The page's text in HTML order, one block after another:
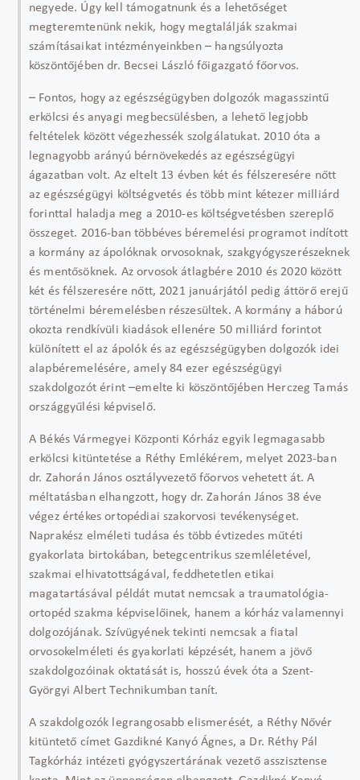
negyede. Úgy kell támogatnunk és a lehetőséget
megteremtenünk nekik, hogy megtalálják szakmai
számításaikat intézményeinkben – hangsúlyozta
köszöntőjében dr. Becsei László főigazgató főorvos.
– Fontos, hogy az egészségügyben dolgozók magasszintű
erkölcsi és anyagi megbecsülésben, a lehető legjobb
feltételek között végezhessék szolgálatukat. 2010 óta a
legnagyobb arányú bérnövekedés az egészségügyi
ágazatban volt. Az eltelt 13 évben két és félszeresére nőtt
az egészségügyi költségvetés és több mint kétezer milliárd
forinttal haladja meg a 2010-es költségvetésben szereplő
összeget. 2016-ban többéves béremelési programot indított
a kormány az ápolóknak orvosoknak, szakgyógyszerészeknek
és mentősöknek. Az orvosok átlagbére 2010 és 2020 között
két és félszeresére nőtt, 2021 januárjától pedig áttörő erejű
történelmi béremelésben részesültek. A kormány a háború
okozta rendkívüli kiadások ellenére 50 milliárd forintot
különített el az ápolók és az egészségügyben dolgozók idei
alapbéremelésére, amely 84 ezer egészségügyi
szakdolgozót érint –emelte ki köszöntőjében Herczeg Tamás
országgyűlési képviselő.
A Békés Vármegyei Központi Kórház egyik legmagasabb
erkölcsi kitüntetése a Réthy Emlékérem, melyet 2023-ban
dr. Zahorán János osztályvezető főorvos vehetett át. A
méltatásban elhangzott, hogy dr. Zahorán János 38 éve
végez értékes ortopédiai szakorvosi tevékenységet.
Naprakész elméleti tudása és több évtizedes műtéti
gyakorlata birtokában, betegcentrikus szemléletével,
szakmai elhivatottságával, feddhetetlen etikai
magatartásával példát mutat nemcsak a traumatológia-
ortopéd szakma képviselőinek, hanem a kórház valamennyi
dolgozójának. Szívügyének tekinti nemcsak a fiatal
orvosokelméleti és gyakorlati képzését, hanem a jövő
szakdolgozóinak oktatását is, hosszú évek óta a Szent-
Györgyi Albert Technikumban tanít.
A szakdolgozók legrangosabb elismerését, a Réthy Nővér
kitüntető címet Gazdikné Kanyó Ágnes, a Dr. Réthy Pál
Tagkórház intézeti gyógyszertárának vezető asszisztense